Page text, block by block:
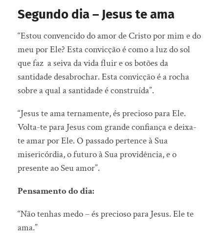
Segundo dia – Jesus te ama
“Estou convencido do amor de Cristo por mim e do
meu por Ele? Esta convicção é como a luz do sol
que faz a seiva da vida fluir e os botões da
santidade desabrochar. Esta convicção é a rocha
sobre a qual a santidade é construída”.
“Jesus te ama ternamente, és precioso para Ele.
Volta-te para Jesus com grande confiança e deixa-
te amar por Ele. O passado pertence à Sua
misericórdia, o futuro à Sua providência, e o
presente ao Seu amor”.
Pensamento do dia:
“Não tenhas medo – és precioso para Jesus. Ele te
ama.”